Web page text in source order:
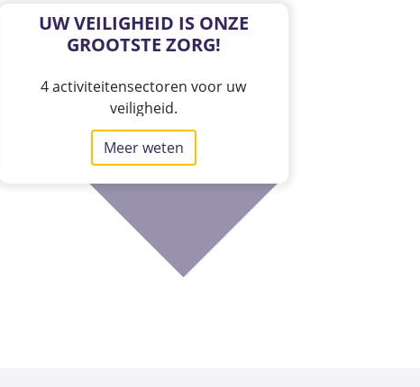
UW VEILIGHEID IS ONZE
GROOTSTE ZORG!
4 activiteitensectoren voor uw
veiligheid.
Meer weten